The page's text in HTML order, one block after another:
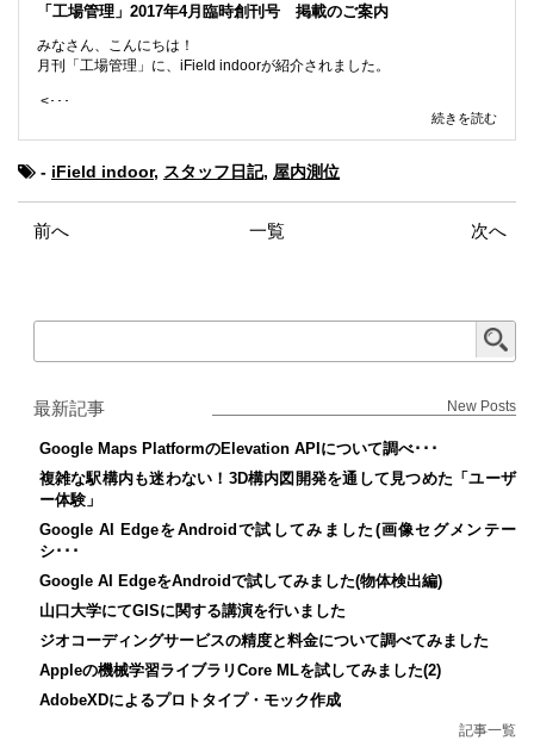
「工場管理」2017年4月臨時創刊号 掲載のご案内
みなさん、こんにちは！
月刊「工場管理」に、iField indoorが紹介されました。
<･･･
続きを読む
- iField indoor, スタッフ日記, 屋内測位
前へ 一覧 次へ
最新記事 New Posts
Google Maps PlatformのElevation APIについて調べ･･･
複雑な駅構内も迷わない！3D構内図開発を通して見つめた「ユーザ
ー体験」
Google AI EdgeをAndroidで試してみました(画像セグメンテー
シ･･･
Google AI EdgeをAndroidで試してみました(物体検出編)
山口大学にてGISに関する講演を行いました
ジオコーディングサービスの精度と料金について調べてみました
Appleの機械学習ライブラリCore MLを試してみました(2)
AdobeXDによるプロトタイプ・モック作成
記事一覧